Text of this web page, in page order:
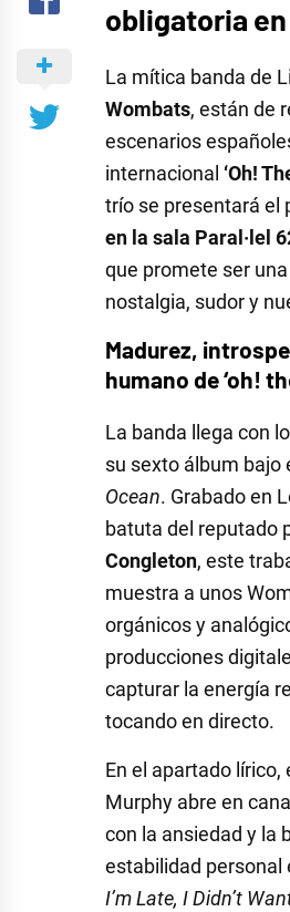
obligatoria
La mítica banda de
Wombats, están de
escenarios
internacional ‘Oh!
trío se presentará el
en la sala Paral·lel
que promete ser
nostalgia, sudor y
Madurez,
humano de ‘oh!
La banda llega con
su sexto álbum bajo
Ocean. Grabado en
batuta del reputado
Congleton, este
muestra a unos
orgánicos y
producciones
capturar la energía
tocando en directo.
En el apartado
Murphy abre en
con la ansiedad y la
estabilidad personal
I’m Late, I Didn’t